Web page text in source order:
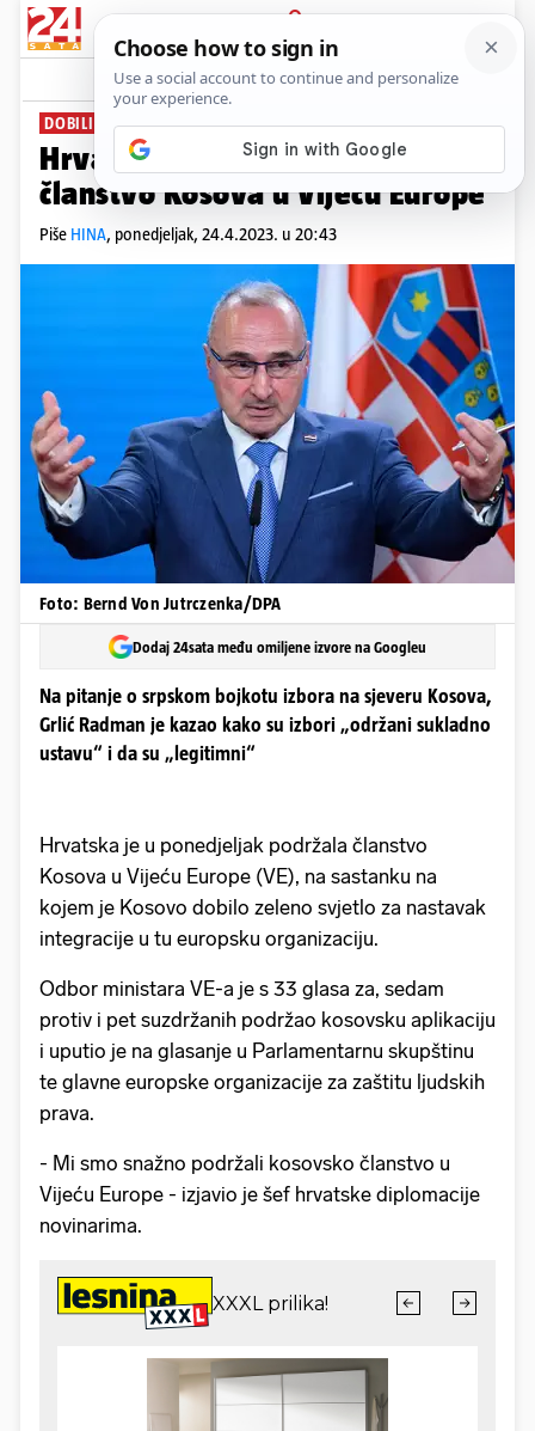
PRIJAVA
News Komentari
DOBILI ZELENO SVJETLO
Hrvatska je snažno podržala
članstvo Kosova u Vijeću Europe
Piše HINA, ponedjeljak, 24.4.2023. u 20:43
Foto: Bernd Von Jutrczenka/DPA
Dodaj 24sata među omiljene izvore na Googleu
Na pitanje o srpskom bojkotu izbora na sjeveru Kosova,
Grlić Radman je kazao kako su izbori „održani sukladno
ustavu“ i da su „legitimni“
Hrvatska je u ponedjeljak podržala članstvo
Kosova u Vijeću Europe (VE), na sastanku na
kojem je Kosovo dobilo zeleno svjetlo za nastavak
integracije u tu europsku organizaciju.
Odbor ministara VE-a je s 33 glasa za, sedam
protiv i pet suzdržanih podržao kosovsku aplikaciju
i uputio je na glasanje u Parlamentarnu skupštinu
te glavne europske organizacije za zaštitu ljudskih
prava.
- Mi smo snažno podržali kosovsko članstvo u
Vijeću Europe - izjavio je šef hrvatske diplomacije
novinarima.